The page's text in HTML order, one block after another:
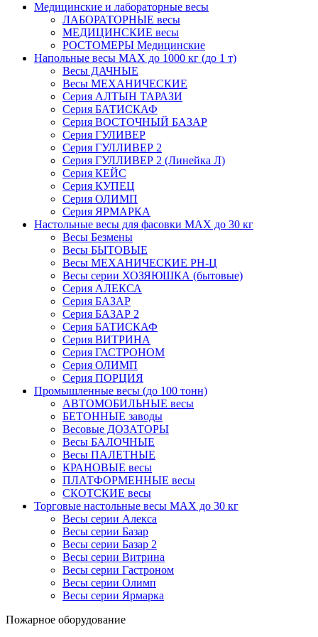
Медицинские и лабораторные весы
ЛАБОРАТОРНЫЕ весы
МЕДИЦИНСКИЕ весы
РОСТОМЕРЫ Медицинские
Напольные весы MAX до 1000 кг (до 1 т)
Весы ДАЧНЫЕ
Весы МЕХАНИЧЕСКИЕ
Серия АЛТЫН ТАРАЗИ
Серия БАТИСКАФ
Серия ВОСТОЧНЫЙ БАЗАР
Серия ГУЛИВЕР
Серия ГУЛЛИВЕР 2
Серия ГУЛЛИВЕР 2 (Линейка Л)
Серия КЕЙС
Серия КУПЕЦ
Серия ОЛИМП
Серия ЯРМАРКА
Настольные весы для фасовки MAX до 30 кг
Весы Безмены
Весы БЫТОВЫЕ
Весы МЕХАНИЧЕСКИЕ РН-Ц
Весы серии ХОЗЯЮШКА (бытовые)
Серия АЛЕКСА
Серия БАЗАР
Серия БАЗАР 2
Серия БАТИСКАФ
Серия ВИТРИНА
Серия ГАСТРОНОМ
Серия ОЛИМП
Серия ПОРЦИЯ
Промышленные весы (до 100 тонн)
АВТОМОБИЛЬНЫЕ весы
БЕТОННЫЕ заводы
Весовые ДОЗАТОРЫ
Весы БАЛОЧНЫЕ
Весы ПАЛЕТНЫЕ
КРАНОВЫЕ весы
ПЛАТФОРМЕННЫЕ весы
СКОТСКИЕ весы
Торговые настольные весы MAX до 30 кг
Весы серии Алекса
Весы серии Базар
Весы серии Базар 2
Весы серии Витрина
Весы серии Гастроном
Весы серии Олимп
Весы серии Ярмарка
Пожарное оборудование